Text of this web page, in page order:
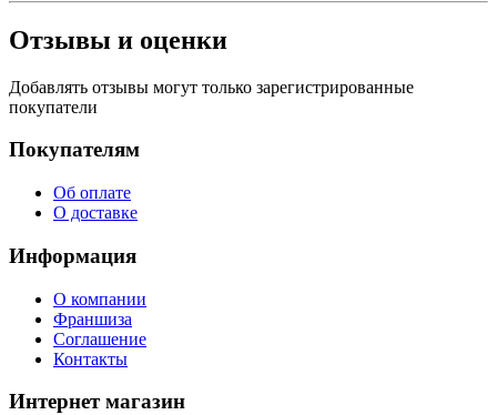
Отзывы и оценки
Добавлять отзывы могут только зарегистрированные
покупатели
Покупателям
Об оплате
О доставке
Информация
О компании
Франшиза
Соглашение
Контакты
Интернет магазин